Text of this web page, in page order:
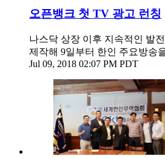
오픈뱅크 첫 TV 광고 런칭
나스닥 상장 이후 지속적인 발
제작해 9일부터 한인 주요방송
Jul 09, 2018 02:07 PM PDT